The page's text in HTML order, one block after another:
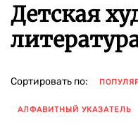
Детская
Сортировать по:
АЛФАВИТНЫЙ УКАЗАТЕЛЬ